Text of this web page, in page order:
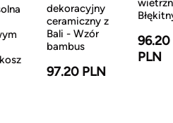
dekoracyjny
ceramiczny z
Bali - Wzór
bambus
97.20 PLN
96.20
PLN